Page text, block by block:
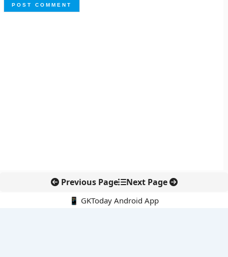
Previous Page Next Page
📱 GKToday Android App